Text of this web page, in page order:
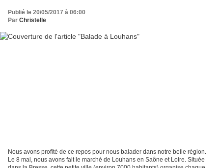
Publié le 20/05/2017 à 06:00
Par Christelle
Nous avons profité de ce repos pour nous balader dans notre belle région.
Le 8 mai, nous avons fait le marché de Louhans en Saône et Loire. Située